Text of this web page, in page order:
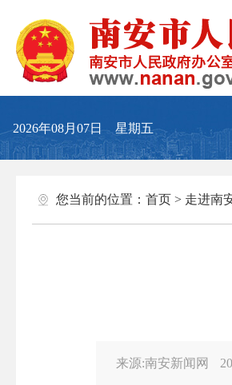
2026年08月07日 星期五
您当前的位置： 首页 > 走进南
来源:南安新闻网